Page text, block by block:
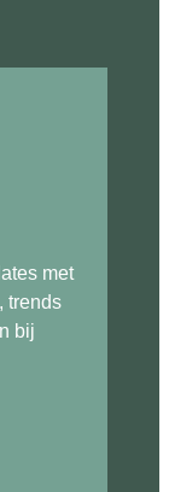
met
trends
bij